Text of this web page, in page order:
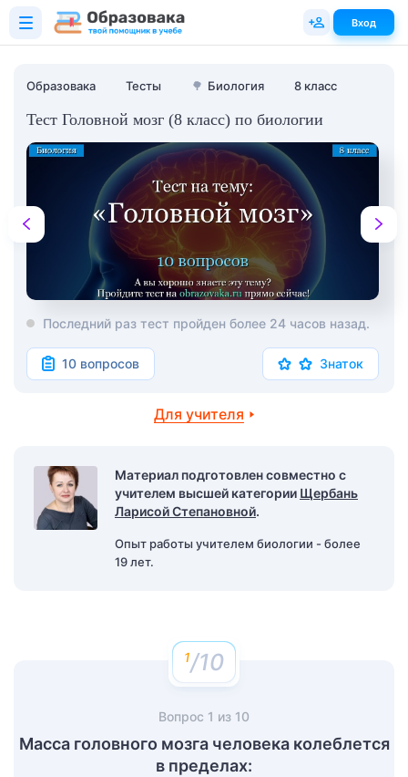
Образовака Тесты 🌳 Биология 8 класс
Тест Головной мозг (8 класс) по биологии
Последний раз тест пройден более 24 часов назад.
10 вопросов Знаток
Для учителя
Материал подготовлен совместно с
учителем высшей категории Щербань
Ларисой Степановной.
Опыт работы учителем биологии - более
19 лет.
/10
Вопрос 1 из 10
Масса головного мозга человека колеблется
в пределах:
Вход